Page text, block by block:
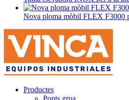
Nova ploma mòbil FLEX F3000
Productes